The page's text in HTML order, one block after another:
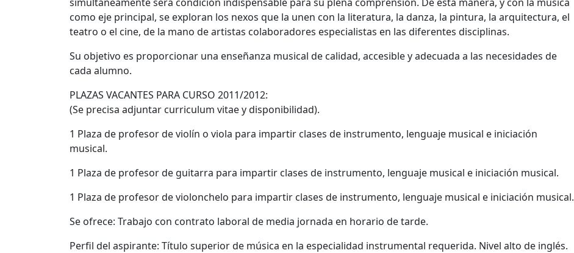
como eje principal, se exploran los nexos que la unen con la literatura, la danza, la pintura, la arquitectura, el
teatro o el cine, de la mano de artistas colaboradores especialistas en las diferentes disciplinas.
Su objetivo es proporcionar una enseñanza musical de calidad, accesible y adecuada a las necesidades de
cada alumno.
PLAZAS VACANTES PARA CURSO 2011/2012:
(Se precisa adjuntar curriculum vitae y disponibilidad).
1 Plaza de profesor de violín o viola para impartir clases de instrumento, lenguaje musical e iniciación
musical.
1 Plaza de profesor de guitarra para impartir clases de instrumento, lenguaje musical e iniciación musical.
1 Plaza de profesor de violonchelo para impartir clases de instrumento, lenguaje musical e iniciación musical.
Se ofrece: Trabajo con contrato laboral de media jornada en horario de tarde.
Perfil del aspirante: Título superior de música en la especialidad instrumental requerida. Nivel alto de inglés.